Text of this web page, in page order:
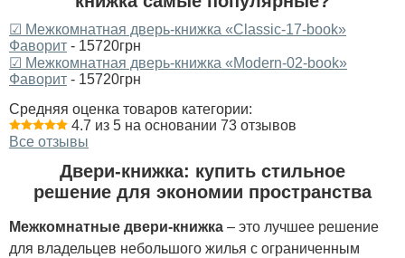
☑ Межкомнатная дверь-книжка «Classic-17-book»
Фаворит - 15720грн
☑ Межкомнатная дверь-книжка «Modern-02-book»
Фаворит - 15720грн
Средняя оценка товаров категории:
4.7 из 5 на основании 73 отзывов
Все отзывы
Двери-книжка: купить стильное
решение для экономии пространства
Межкомнатные двери-книжка – это лучшее решение
для владельцев небольшого жилья с ограниченным